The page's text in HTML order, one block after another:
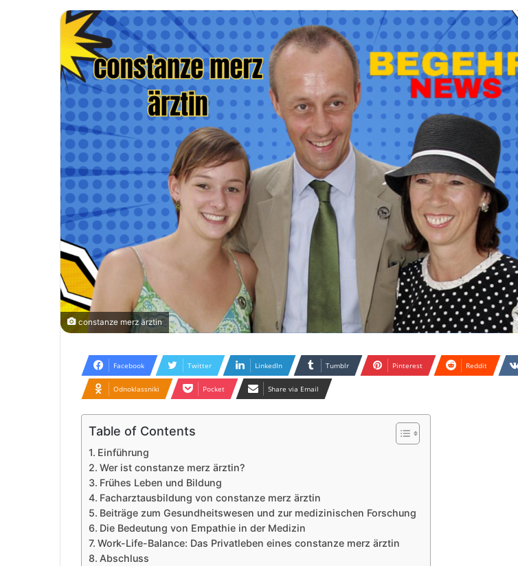
constanze merz ärztin
Facebook Twitter LinkedIn Tumblr Pinterest Reddit
Odnoklassniki Pocket Share via Email
Table of Contents
Einführung
Wer ist constanze merz ärztin?
Frühes Leben und Bildung
Facharztausbildung von constanze merz ärztin
Beiträge zum Gesundheitswesen und zur medizinischen Forschung
Die Bedeutung von Empathie in der Medizin
Work-Life-Balance: Das Privatleben eines constanze merz ärztin
Abschluss